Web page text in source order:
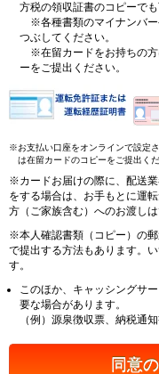
方税の領収証書のコピーでも
※各種書類のマイナンバー
つぶしてください。
※在留カードをお持ちの方
ーをご提出ください。
※お支払い口座をオンラインで設定
は在留カードのコピーをご提出くだ
※カードお届けの際に、配送
をする場合は、お手もとに運
方（ご家族含む）へのお渡しは
※本人確認書類（コピー）の
で提出する方法もあります。
す。
このほか、キャッシングサ
要な場合があります。
（例）源泉徴収票、納税通
同意